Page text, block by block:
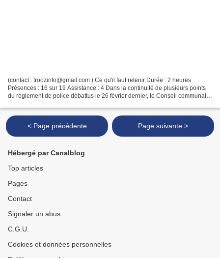
(contact : troozinfo@gmail.com ) Ce qu'il faut retenir Durée : 2 heures
Présences : 16 sur 19 Assistance : 4 Dans la continuité de plusieurs points
du règlement de police débattus le 26 février dernier, le Conseil communal a
< Page précédente Page suivante >
Hébergé par Canalblog
Top articles
Pages
Contact
Signaler un abus
C.G.U.
Cookies et données personnelles